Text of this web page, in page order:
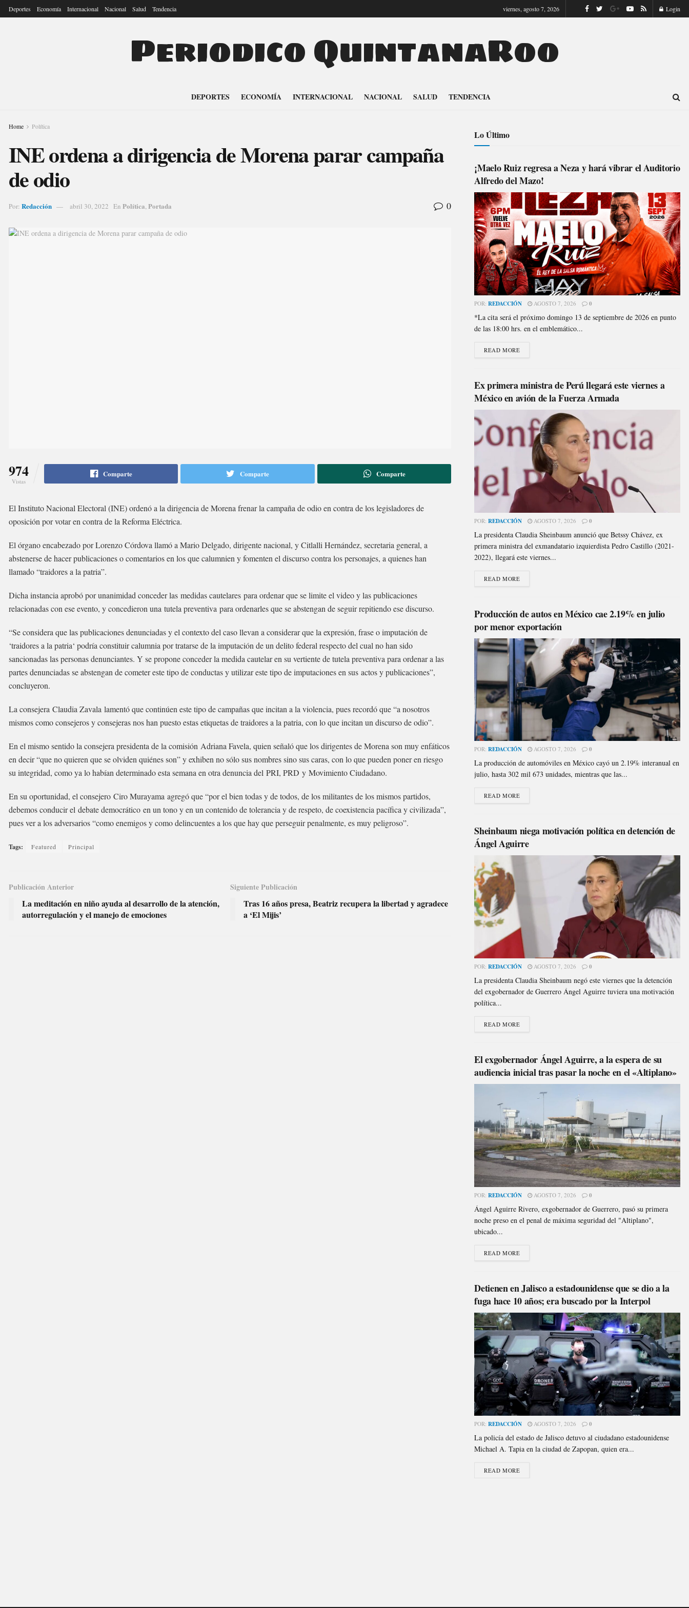
Deportes Economía Internacional Nacional Salud Tendencia viernes, agosto 7, 2026 Login
Periodico QuintanaRoo
DEPORTES ECONOMÍA INTERNACIONAL NACIONAL SALUD TENDENCIA
Home Política
INE ordena a dirigencia de Morena parar campaña
de odio
Por: Redacción abril 30, 2022 En Política,Portada 0
974
Vistas
Comparte Comparte Comparte
El Instituto Nacional Electoral (INE) ordenó a la dirigencia de Morena frenar la campaña de odio en contra de los legisladores de
oposición por votar en contra de la Reforma Eléctrica.
El órgano encabezado por Lorenzo Córdova llamó a Mario Delgado, dirigente nacional, y Citlalli Hernández, secretaria general, a
abstenerse de hacer publicaciones o comentarios en los que calumnien y fomenten el discurso contra los personajes, a quienes han
llamado “traidores a la patria”.
Dicha instancia aprobó por unanimidad conceder las medidas cautelares para ordenar que se limite el video y las publicaciones
relacionadas con ese evento, y concedieron una tutela preventiva para ordenarles que se abstengan de seguir repitiendo ese discurso.
“Se considera que las publicaciones denunciadas y el contexto del caso llevan a considerar que la expresión, frase o imputación de
‘traidores a la patria‘ podría constituir calumnia por tratarse de la imputación de un delito federal respecto del cual no han sido
sancionadas las personas denunciantes. Y se propone conceder la medida cautelar en su vertiente de tutela preventiva para ordenar a las
partes denunciadas se abstengan de cometer este tipo de conductas y utilizar este tipo de imputaciones en sus actos y publicaciones”,
concluyeron.
La consejera Claudia Zavala lamentó que continúen este tipo de campañas que incitan a la violencia, pues recordó que “a nosotros
mismos como consejeros y consejeras nos han puesto estas etiquetas de traidores a la patria, con lo que incitan un discurso de odio”.
En el mismo sentido la consejera presidenta de la comisión Adriana Favela, quien señaló que los dirigentes de Morena son muy enfáticos
en decir “que no quieren que se olviden quiénes son” y exhiben no sólo sus nombres sino sus caras, con lo que pueden poner en riesgo
su integridad, como ya lo habían determinado esta semana en otra denuncia del PRI, PRD y Movimiento Ciudadano.
En su oportunidad, el consejero Ciro Murayama agregó que “por el bien todas y de todos, de los militantes de los mismos partidos,
debemos conducir el debate democrático en un tono y en un contenido de tolerancia y de respeto, de coexistencia pacífica y civilizada”,
pues ver a los adversarios “como enemigos y como delincuentes a los que hay que perseguir penalmente, es muy peligroso”.
Tags: Featured Principal
Publicación Anterior
La meditación en niño ayuda al desarrollo de la atención,
autorregulación y el manejo de emociones
Siguiente Publicación
Tras 16 años presa, Beatriz recupera la libertad y agradece
a ‘El Mijis’
Lo Último
¡Maelo Ruiz regresa a Neza y hará vibrar el Auditorio
Alfredo del Mazo!
POR: REDACCIÓN AGOSTO 7, 2026 0
*La cita será el próximo domingo 13 de septiembre de 2026 en punto
de las 18:00 hrs. en el emblemático...
READ MORE
Ex primera ministra de Perú llegará este viernes a
México en avión de la Fuerza Armada
POR: REDACCIÓN AGOSTO 7, 2026 0
La presidenta Claudia Sheinbaum anunció que Betssy Chávez, ex
primera ministra del exmandatario izquierdista Pedro Castillo (2021-
2022), llegará este viernes...
READ MORE
Producción de autos en México cae 2.19% en julio
por menor exportación
POR: REDACCIÓN AGOSTO 7, 2026 0
La producción de automóviles en México cayó un 2.19% interanual en
julio, hasta 302 mil 673 unidades, mientras que las...
READ MORE
Sheinbaum niega motivación política en detención de
Ángel Aguirre
POR: REDACCIÓN AGOSTO 7, 2026 0
La presidenta Claudia Sheinbaum negó este viernes que la detención
del exgobernador de Guerrero Ángel Aguirre tuviera una motivación
política...
READ MORE
El exgobernador Ángel Aguirre, a la espera de su
audiencia inicial tras pasar la noche en el «Altiplano»
POR: REDACCIÓN AGOSTO 7, 2026 0
Ángel Aguirre Rivero, exgobernador de Guerrero, pasó su primera
noche preso en el penal de máxima seguridad del "Altiplano",
ubicado...
READ MORE
Detienen en Jalisco a estadounidense que se dio a la
fuga hace 10 años; era buscado por la Interpol
POR: REDACCIÓN AGOSTO 7, 2026 0
La policía del estado de Jalisco detuvo al ciudadano estadounidense
Michael A. Tapia en la ciudad de Zapopan, quien era...
READ MORE